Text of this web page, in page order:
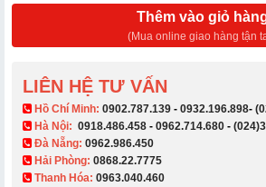
Thêm vào giỏ
(Mua online giao hàng tận
LIÊN HỆ TƯ VẤN
​ Hồ Chí Minh: 0902.787.139 - 0932.196.898-
Hà Nội: 0918.486.458 - 0962.714.680 -
Đà Nẵng: 0962.986.450
Hải Phòng: 0868.22.7775
Thanh Hóa: 0963.040.460